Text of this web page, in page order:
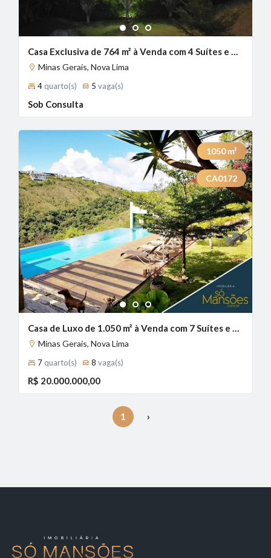
1 2 3
Casa Exclusiva de 764 m² à Venda com 4 Suítes e Vista Definitiva no Vale dos Cristais, Nova Lima - MG
Minas Gerais, Nova Lima
4 quarto(s) 5 vaga(s)
Sob Consulta
1 2 3
1050m²
CA0172
Casa de Luxo de 1.050 m² à Venda com 7 Suítes e Vista Deslumbrante no Vale dos Cristais, Nova Lima - MG
Minas Gerais, Nova Lima
7 quarto(s) 8 vaga(s)
R$ 20.000.000,00
1(current)
›